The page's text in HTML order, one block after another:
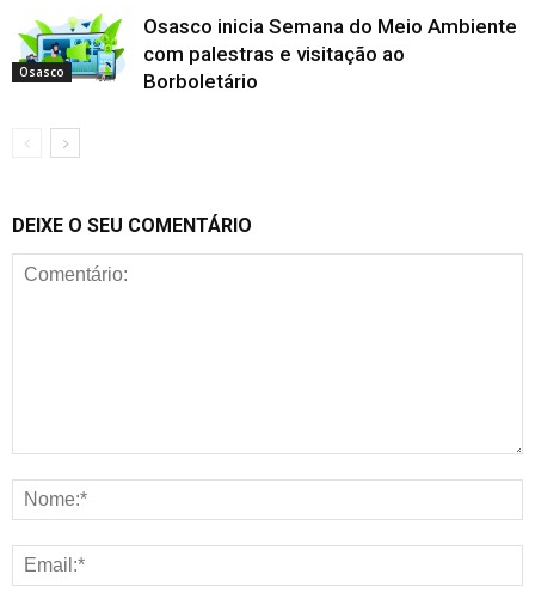
Osasco
Osasco inicia Semana do Meio Ambiente
com palestras e visitação ao
Borboletário
DEIXE O SEU COMENTÁRIO